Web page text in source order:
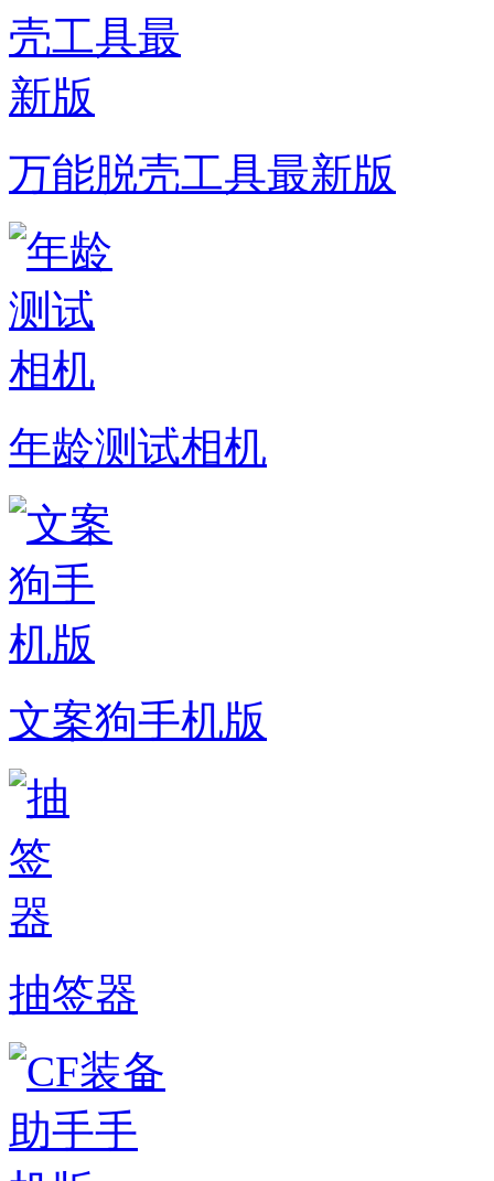
万能脱壳工具最新版
年龄测试相机
文案狗手机版
抽签器